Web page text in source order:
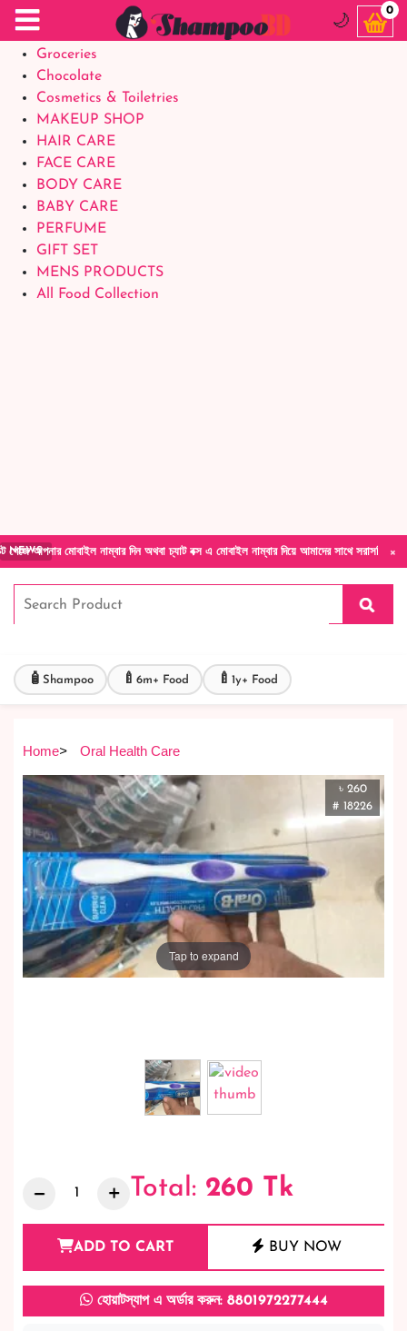
Food Supplements
Baby Foods
Groceries
Chocolate
Cosmetics & Toiletries
MAKEUP SHOP
HAIR CARE
FACE CARE
BODY CARE
BABY CARE
PERFUME
GIFT SET
MENS PRODUCTS
All Food Collection
×
NEWSনাম্বার দিন অথবা চ্যাট বক্স এ মোবাইল নাম্বার দিয়ে আমাদের সাথে সরাসরি কথা বলুন|
🌙
0
🧴 Shampoo 🍼 6m+ Food 🍼 1y+ Food
Home> Oral Health Care
৳ 260
# 18226
Tap to expand
Total: 260 Tk
ADD TO CART BUY NOW
হোয়াটস্যাপ এ অর্ডার করুন: 8801972277444